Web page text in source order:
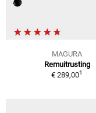
MAGURA
Remuitrusting
€ 289,001